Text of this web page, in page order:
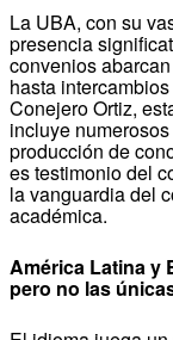
La UBA, con su
presencia
convenios
hasta
Conejero Ortiz,
incluye
producción de
es testimonio del
la vanguardia del
académica.
América Latina y
pero no las